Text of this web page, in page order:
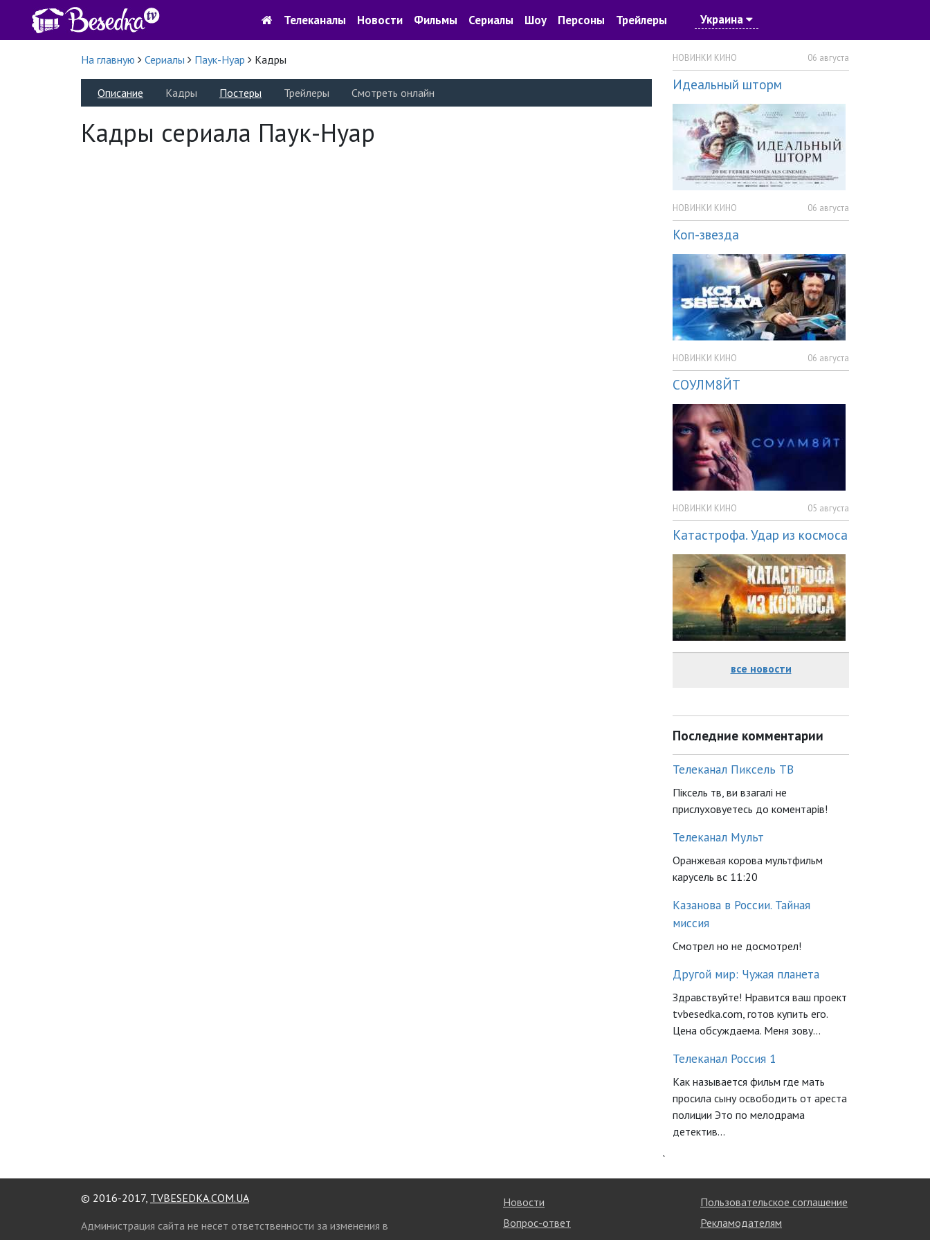
Телеканалы Новости Фильмы Сериалы Шоу Персоны Трейлеры Украина
На главную Сериалы Паук-Нуар Кадры
Описание Кадры Постеры Трейлеры Смотреть онлайн
Кадры сериала Паук-Нуар
НОВИНКИ КИНО 06 августа
Идеальный шторм
НОВИНКИ КИНО 06 августа
Коп-звезда
НОВИНКИ КИНО 06 августа
СОУЛМ8ЙТ
НОВИНКИ КИНО 05 августа
Катастрофа. Удар из космоса
все новости
Последние комментарии
Телеканал Пиксель ТВ
Піксель тв, ви взагалі не
прислуховуетесь до коментарів!
Телеканал Мульт
Оранжевая корова мультфильм
карусель вс 11:20
Казанова в России. Тайная
миссия
Смотрел но не досмотрел!
Другой мир: Чужая планета
Здравствуйте! Нравится ваш проект
tvbesedka.com, готов купить его.
Цена обсуждаема. Меня зову...
Телеканал Россия 1
Как называется фильм где мать
просила сыну освободить от ареста
полиции Это по мелодрама
детектив...
`
© 2016-2017, TVBESEDKA.COM.UA
Администрация сайта не несет ответственности за изменения в
Новости
Вопрос-ответ
Пользовательское соглашение
Рекламодателям